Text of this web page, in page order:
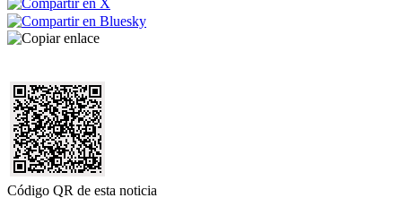
Código QR de esta noticia